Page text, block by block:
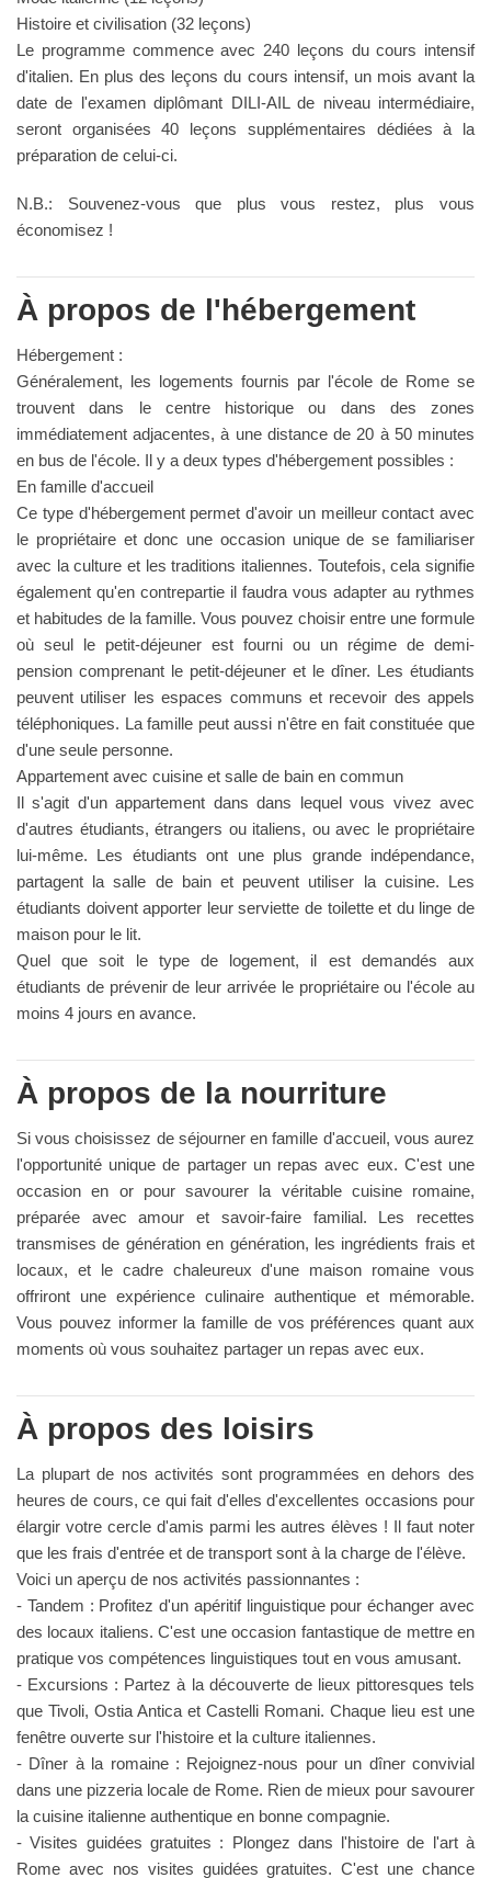
Histoire et civilisation (32 leçons)
Le programme commence avec 240 leçons du cours intensif
d'italien. En plus des leçons du cours intensif, un mois avant la
date de l'examen diplômant DILI-AIL de niveau intermédiaire,
seront organisées 40 leçons supplémentaires dédiées à la
préparation de celui-ci.
N.B.: Souvenez-vous que plus vous restez, plus vous
économisez !
À propos de l'hébergement
Hébergement :
Généralement, les logements fournis par l'école de Rome se
trouvent dans le centre historique ou dans des zones
immédiatement adjacentes, à une distance de 20 à 50 minutes
en bus de l'école. Il y a deux types d'hébergement possibles :
En famille d'accueil
Ce type d'hébergement permet d'avoir un meilleur contact avec
le propriétaire et donc une occasion unique de se familiariser
avec la culture et les traditions italiennes. Toutefois, cela signifie
également qu'en contrepartie il faudra vous adapter au rythmes
et habitudes de la famille. Vous pouvez choisir entre une formule
où seul le petit-déjeuner est fourni ou un régime de demi-
pension comprenant le petit-déjeuner et le dîner. Les étudiants
peuvent utiliser les espaces communs et recevoir des appels
téléphoniques. La famille peut aussi n'être en fait constituée que
d'une seule personne.
Appartement avec cuisine et salle de bain en commun
Il s'agit d'un appartement dans dans lequel vous vivez avec
d'autres étudiants, étrangers ou italiens, ou avec le propriétaire
lui-même. Les étudiants ont une plus grande indépendance,
partagent la salle de bain et peuvent utiliser la cuisine. Les
étudiants doivent apporter leur serviette de toilette et du linge de
maison pour le lit.
Quel que soit le type de logement, il est demandés aux
étudiants de prévenir de leur arrivée le propriétaire ou l'école au
moins 4 jours en avance.
À propos de la nourriture
Si vous choisissez de séjourner en famille d'accueil, vous aurez
l'opportunité unique de partager un repas avec eux. C'est une
occasion en or pour savourer la véritable cuisine romaine,
préparée avec amour et savoir-faire familial. Les recettes
transmises de génération en génération, les ingrédients frais et
locaux, et le cadre chaleureux d'une maison romaine vous
offriront une expérience culinaire authentique et mémorable.
Vous pouvez informer la famille de vos préférences quant aux
moments où vous souhaitez partager un repas avec eux.
À propos des loisirs
La plupart de nos activités sont programmées en dehors des
heures de cours, ce qui fait d'elles d'excellentes occasions pour
élargir votre cercle d'amis parmi les autres élèves ! Il faut noter
que les frais d'entrée et de transport sont à la charge de l'élève.
Voici un aperçu de nos activités passionnantes :
- Tandem : Profitez d'un apéritif linguistique pour échanger avec
des locaux italiens. C'est une occasion fantastique de mettre en
pratique vos compétences linguistiques tout en vous amusant.
- Excursions : Partez à la découverte de lieux pittoresques tels
que Tivoli, Ostia Antica et Castelli Romani. Chaque lieu est une
fenêtre ouverte sur l'histoire et la culture italiennes.
- Dîner à la romaine : Rejoignez-nous pour un dîner convivial
dans une pizzeria locale de Rome. Rien de mieux pour savourer
la cuisine italienne authentique en bonne compagnie.
- Visites guidées gratuites : Plongez dans l'histoire de l'art à
Rome avec nos visites guidées gratuites. C'est une chance